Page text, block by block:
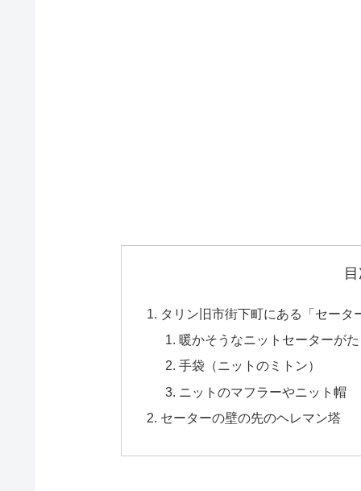
タリン旧市街下町にある「セータ
暖かそうなニットセーターが
手袋（ニットのミトン）
ニットのマフラーやニット帽
セーターの壁の先のヘレマン塔